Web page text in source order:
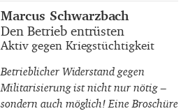
Buchautor_innen
Marcus Schwarzbach
Buchtitel
Den Betrieb entrüsten
Buchuntertitel
Aktiv gegen Kriegstüchtigkeit
Betrieblicher Widerstand gegen
Militarisierung ist nicht nur nötig –
sondern auch möglich! Eine Broschüre